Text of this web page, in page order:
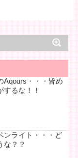
Aqours・・・皆め
るな！！
ンライト・・・ど
な？？